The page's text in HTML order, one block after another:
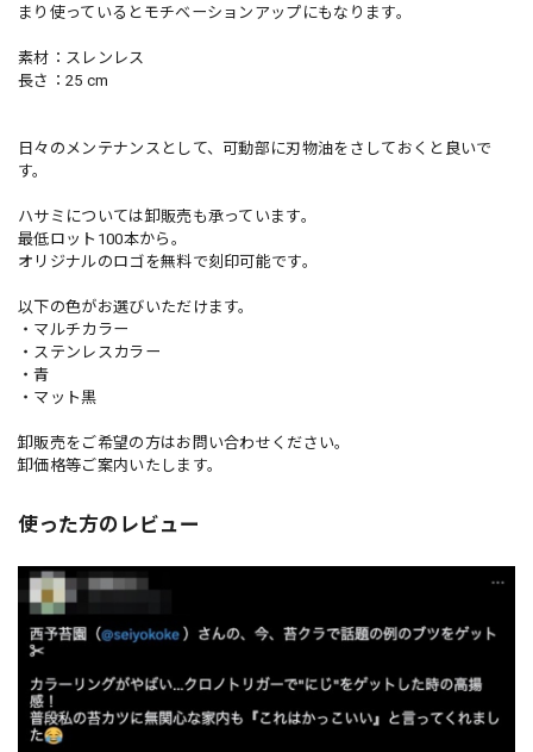
まり使っているとモチベーションアップにもなります。
素材：スレンレス
長さ：25 cm
日々のメンテナンスとして、可動部に刃物油をさしておくと良いで
す。
ハサミについては卸販売も承っています。
最低ロット100本から。
オリジナルのロゴを無料で刻印可能です。
以下の色がお選びいただけます。
・マルチカラー
・ステンレスカラー
・青
・マット黒
卸販売をご希望の方はお問い合わせください。
卸価格等ご案内いたします。
使った方のレビュー